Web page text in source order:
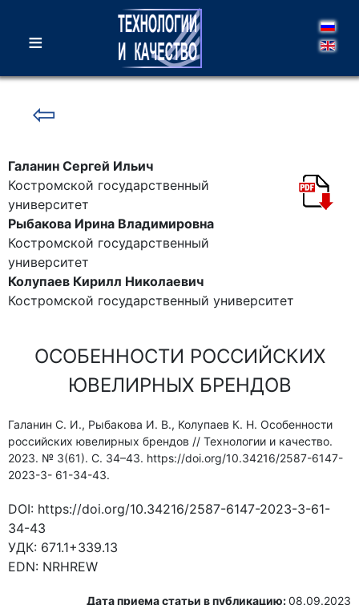
≡
⇦
Галанин Сергей Ильич
Костромской государственный
университет
Рыбакова Ирина Владимировна
Костромской государственный
университет
Колупаев Кирилл Николаевич
Костромской государственный университет
ОСОБЕННОСТИ РОССИЙСКИХ
ЮВЕЛИРНЫХ БРЕНДОВ
Галанин С. И., Рыбакова И. В., Колупаев К. Н. Особенности
российских ювелирных брендов // Технологии и качество.
2023. № 3(61). С. 34–43. https://doi.org/10.34216/2587-6147-
2023-3- 61-34-43.
DOI: https://doi.org/10.34216/2587-6147-2023-3-61-
34-43
УДК: 671.1+339.13
EDN: NRHREW
Дата приема статьи в публикацию:08.09.2023